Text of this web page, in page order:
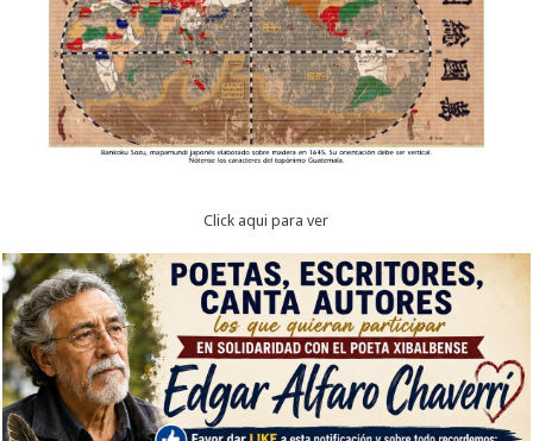
Click aqui para ver